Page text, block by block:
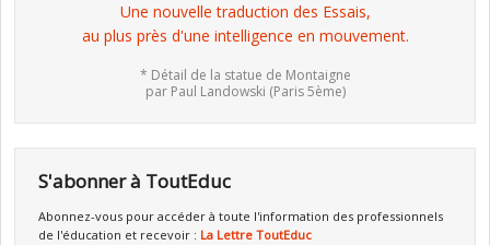
Une nouvelle traduction des Essais,
au plus près d'une intelligence en mouvement.
* Détail de la statue de Montaigne
par Paul Landowski (Paris 5ème)
S'abonner à ToutEduc
Abonnez-vous pour accéder à toute l'information des professionnels
de l'éducation et recevoir : La Lettre ToutEduc